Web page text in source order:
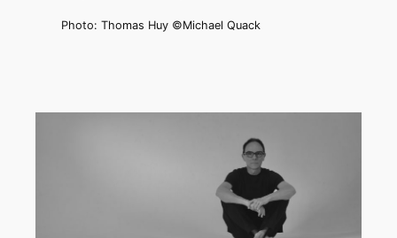
Photo: Thomas Huy ©Michael Quack